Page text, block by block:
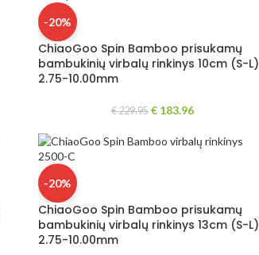
-20%
ChiaoGoo Spin Bamboo prisukamų
bambukinių virbalų rinkinys 10cm (S-L)
2.75-10.00mm
€229.95 € 183.96
-20%
ChiaoGoo Spin Bamboo prisukamų
bambukinių virbalų rinkinys 13cm (S-L)
2.75-10.00mm